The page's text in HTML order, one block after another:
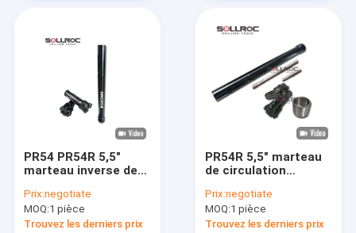
En bas du marteau de trou
Peu de perceuse de DTH
GARNITURE DE FORAGE DE DTH
Marteau inverse de circulation
Forage RC
PR54 PR54R 5,5"
marteau inverse de
circulation RC de
marteau pour le
soufflage
Prix:negotiate
MOQ:1 pièce
Trouvez les derniers prix
PR54R 5,5" marteau
de circulation
le contrôle de
catégorie
Prix:negotiate
MOQ:1 pièce
Trouvez les derniers prix